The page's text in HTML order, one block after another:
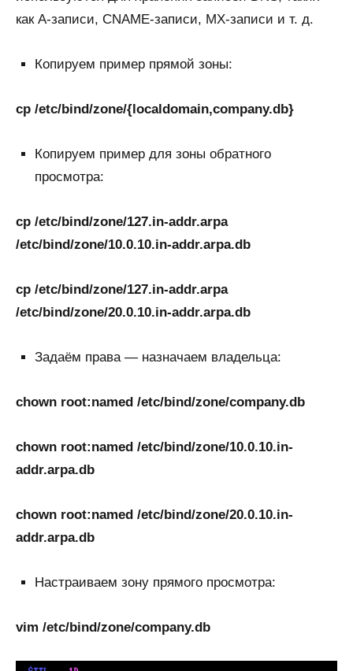
как A-записи, CNAME-записи, MX-записи и т. д.
Копируем пример прямой зоны:
cp /etc/bind/zone/{localdomain,company.db}
Копируем пример для зоны обратного
просмотра:
cp /etc/bind/zone/127.in-addr.arpa
/etc/bind/zone/10.0.10.in-addr.arpa.db
cp /etc/bind/zone/127.in-addr.arpa
/etc/bind/zone/20.0.10.in-addr.arpa.db
Задаём права — назначаем владельца:
chown root:named /etc/bind/zone/company.db
chown root:named /etc/bind/zone/10.0.10.in-
addr.arpa.db
chown root:named /etc/bind/zone/20.0.10.in-
addr.arpa.db
Настраиваем зону прямого просмотра:
vim /etc/bind/zone/company.db